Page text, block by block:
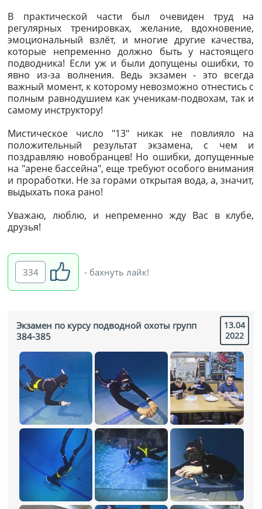
В практической части был очевиден труд на
регулярных тренировках, желание, вдохновение,
эмоциональный взлёт, и многие другие качества,
которые непременно должно быть у настоящего
подводника! Если уж и были допущены ошибки, то
явно из-за волнения. Ведь экзамен - это всегда
важный момент, к которому невозможно отнестись с
полным равнодушием как ученикам-подвохам, так и
самому инструктору!
Мистическое число "13" никак не повлияло на
положительный результат экзамена, с чем и
поздравляю новобранцев! Но ошибки, допущенные
на "арене бассейна", еще требуют особого внимания
и проработки. Не за горами открытая вода, а, значит,
выдыхать пока рано!
Уважаю, люблю, и непременно жду Вас в клубе,
друзья!
334 - бахнуть лайк!
13.04
2022
Экзамен по курсу подводной охоты групп
384-385